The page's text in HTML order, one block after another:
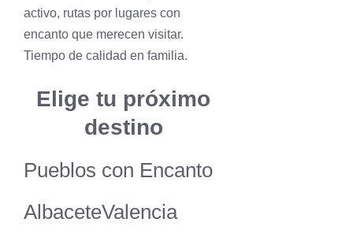
activo, rutas por lugares con
encanto que merecen visitar.
Tiempo de calidad en familia.
Elige tu próximo
destino
Pueblos con Encanto
AlbaceteValencia